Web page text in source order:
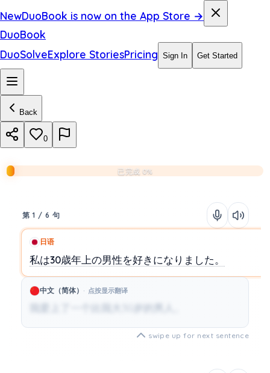
NewDuoBook is now on the App Store →
DuoBook
DuoSolveExplore StoriesPricing Sign In Get Started
Back
0
已完成 0%
第 1 / 6 句
日语
私は30歳年上の男性を好きになりました。
中文（简体） 点按显示翻译
我爱上了一个比我大30岁的男人。
swipe up for next sentence